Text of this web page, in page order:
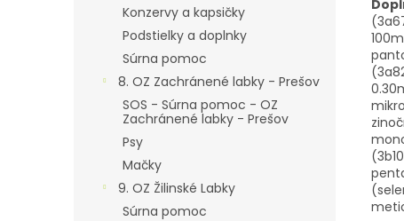
Konzervy a kapsičky
Podstielky a doplnky
Súrna pomoc
8. OZ Zachránené labky - Prešov
SOS - Súrna pomoc - OZ
Zachránené labky - Prešov
Psy
Mačky
9. OZ Žilinské Labky
Súrna pomoc